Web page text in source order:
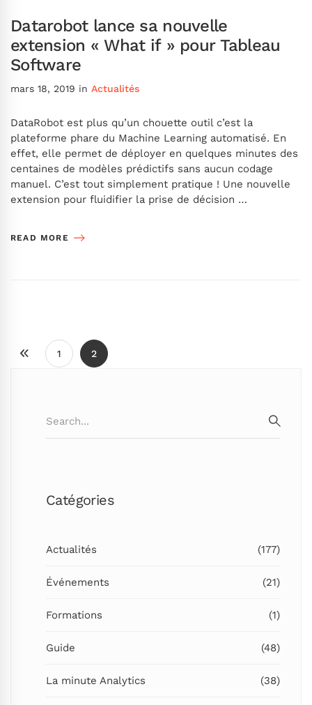
Datarobot lance sa nouvelle
extension « What if » pour Tableau
Software
mars 18, 2019 in Actualités
DataRobot est plus qu’un chouette outil c’est la
plateforme phare du Machine Learning automatisé. En
effet, elle permet de déployer en quelques minutes des
centaines de modèles prédictifs sans aucun codage
manuel. C’est tout simplement pratique ! Une nouvelle
extension pour fluidifier la prise de décision …
READ MORE
1 2
for:
Catégories
Actualités (177)
Événements (21)
Formations (1)
Guide (48)
La minute Analytics (38)